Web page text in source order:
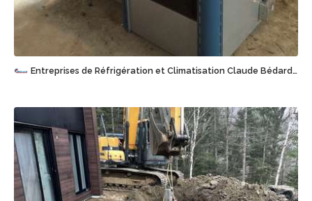
Sauvegarder
Entreprises de Réfrigération et Climatisation Claude Bédard (1995) Inc